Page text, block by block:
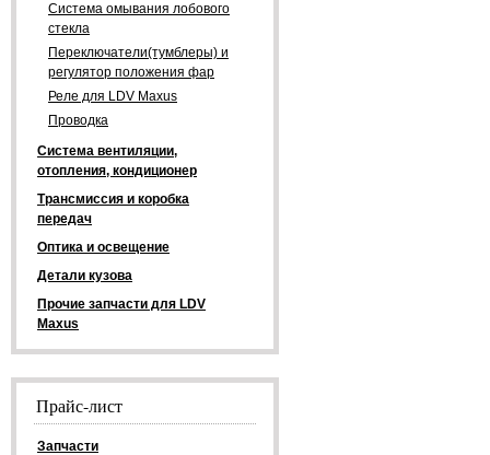
Система омывания лобового
стекла
Переключатели(тумблеры) и
регулятор положения фар
Реле для LDV Maxus
Проводка
Система вентиляции,
отопления, кондиционер
Трансмиссия и коробка
передач
Оптика и освещение
Детали кузова
Прочие запчасти для LDV
Maxus
Прайс-лист
Запчасти